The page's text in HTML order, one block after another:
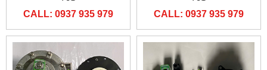
CALL: 0937 935 979 CALL: 0937 935 979